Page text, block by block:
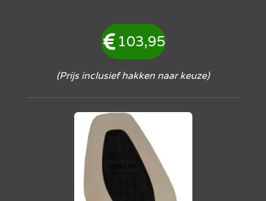
103,95
(Prijs inclusief hakken naar keuze)